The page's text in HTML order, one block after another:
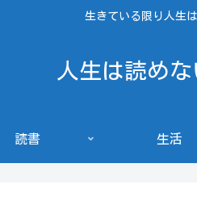
生きている限り人生
人生は読め
読書 生活